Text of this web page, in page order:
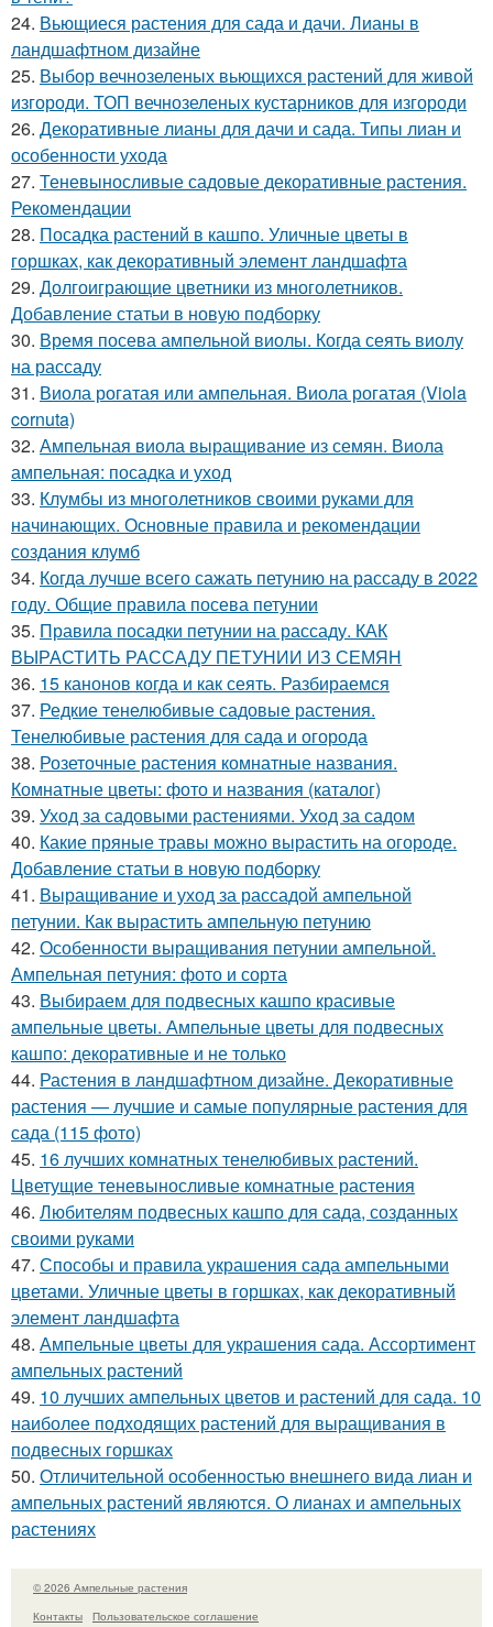
24. Вьющиеся растения для сада и дачи. Лианы в
ландшафтном дизайне
25. Выбор вечнозеленых вьющихся растений для живой
изгороди. ТОП вечнозеленых кустарников для изгороди
26. Декоративные лианы для дачи и сада. Типы лиан и
особенности ухода
27. Теневыносливые садовые декоративные растения.
Рекомендации
28. Посадка растений в кашпо. Уличные цветы в
горшках, как декоративный элемент ландшафта
29. Долгоиграющие цветники из многолетников.
Добавление статьи в новую подборку
30. Время посева ампельной виолы. Когда сеять виолу
на рассаду
31. Виола рогатая или ампельная. Виола рогатая (Viola
cornuta)
32. Ампельная виола выращивание из семян. Виола
ампельная: посадка и уход
33. Клумбы из многолетников своими руками для
начинающих. Основные правила и рекомендации
создания клумб
34. Когда лучше всего сажать петунию на рассаду в 2022
году. Общие правила посева петунии
35. Правила посадки петунии на рассаду. КАК
ВЫРАСТИТЬ РАССАДУ ПЕТУНИИ ИЗ СЕМЯН
36. 15 канонов когда и как сеять. Разбираемся
37. Редкие тенелюбивые садовые растения.
Тенелюбивые растения для сада и огорода
38. Розеточные растения комнатные названия.
Комнатные цветы: фото и названия (каталог)
39. Уход за садовыми растениями. Уход за садом
40. Какие пряные травы можно вырастить на огороде.
Добавление статьи в новую подборку
41. Выращивание и уход за рассадой ампельной
петунии. Как вырастить ампельную петунию
42. Особенности выращивания петунии ампельной.
Ампельная петуния: фото и сорта
43. Выбираем для подвесных кашпо красивые
ампельные цветы. Ампельные цветы для подвесных
кашпо: декоративные и не только
44. Растения в ландшафтном дизайне. Декоративные
растения — лучшие и самые популярные растения для
сада (115 фото)
45. 16 лучших комнатных тенелюбивых растений.
Цветущие теневыносливые комнатные растения
46. Любителям подвесных кашпо для сада, созданных
своими руками
47. Способы и правила украшения сада ампельными
цветами. Уличные цветы в горшках, как декоративный
элемент ландшафта
48. Ампельные цветы для украшения сада. Ассортимент
ампельных растений
49. 10 лучших ампельных цветов и растений для сада. 10
наиболее подходящих растений для выращивания в
подвесных горшках
50. Отличительной особенностью внешнего вида лиан и
ампельных растений являются. О лианах и ампельных
растениях
© 2026 Ампельные растения
Контакты
Пользовательское соглашение